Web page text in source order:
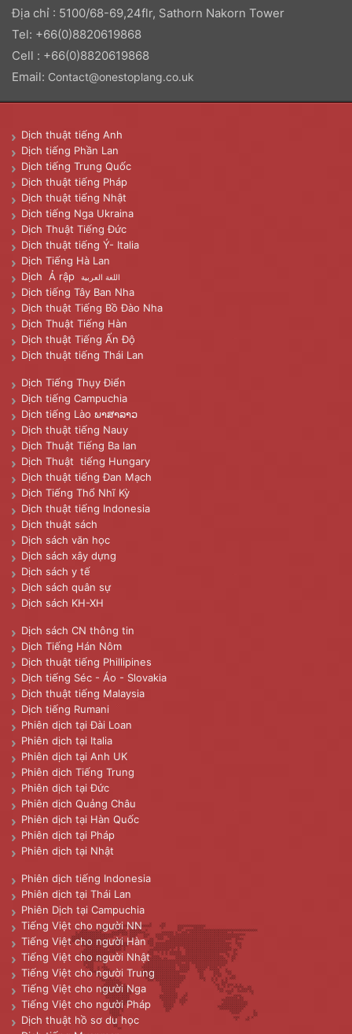
Địa chỉ : 5100/68-69,24flr, Sathorn Nakorn Tower
Tel: +66(0)8820619868
Cell : +66(0)8820619868
Email: Contact@onestoplang.co.uk
Dịch thuật tiếng Anh
Dịch tiếng Phần Lan
Dịch tiếng Trung Quốc
Dịch thuật tiếng Pháp
Dịch thuật tiếng Nhật
Dịch tiếng Nga Ukraina
Dịch Thuật Tiếng Đức
Dịch thuật tiếng Ý- Italia
Dịch Tiếng Hà Lan
Dịch Ả rập
اللغة العربية
Dịch tiếng Tây Ban Nha
Dịch thuật Tiếng Bồ Đào Nha
Dịch Thuật Tiếng Hàn
Dịch thuật Tiếng Ấn Độ
Dịch thuật tiếng Thái Lan
Dịch Tiếng Thụy Điển
Dịch tiếng Campuchia
Dịch tiếng Lào ພາສາລາວ
Dịch thuật tiếng Nauy
Dịch Thuật Tiếng Ba lan
Dịch Thuật tiếng Hungary
Dịch thuật tiếng Đan Mạch
Dịch Tiếng Thổ Nhĩ Kỳ
Dịch thuật tiếng Indonesia
Dịch thuật sách
Dịch sách văn học
Dịch sách xây dựng
Dịch sách y tế
Dịch sách quân sự
Dịch sách KH-XH
Dịch sách CN thông tin
Dịch Tiếng Hán Nôm
Dịch thuật tiếng Phillipines
Dịch tiếng Séc - Áo - Slovakia
Dịch thuật tiếng Malaysia
Dịch tiếng Rumani
Phiên dịch tại Đài Loan
Phiên dịch tại Italia
Phiên dịch tại Anh UK
Phiên dịch Tiếng Trung
Phiên dịch tại Đức
Phiên dịch Quảng Châu
Phiên dịch tại Hàn Quốc
Phiên dịch tại Pháp
Phiên dịch tại Nhật
Phiên dịch tiếng Indonesia
Phiên dịch tại Thái Lan
Phiên Dịch tại Campuchia
Tiếng Việt cho người NN
Tiếng Việt cho người Hàn
Tiếng Việt cho người Nhật
Tiếng Việt cho người Trung
Tiếng Việt cho người Nga
Tiếng Việt cho người Pháp
Dịch thuật hồ sơ du học